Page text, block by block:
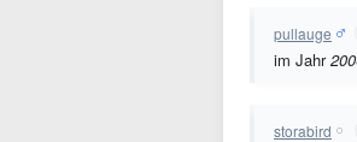
pullauge
im Jahr
storabird